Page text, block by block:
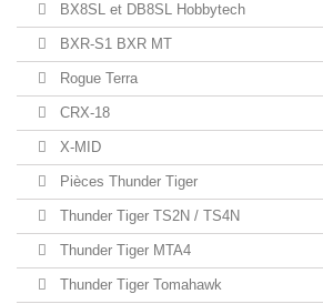
BX8SL et DB8SL Hobbytech
BXR-S1 BXR MT
Rogue Terra
CRX-18
X-MID
Pièces Thunder Tiger
Thunder Tiger TS2N / TS4N
Thunder Tiger MTA4
Thunder Tiger Tomahawk